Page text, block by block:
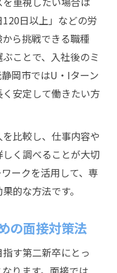
120日以上」などの労
ら挑戦できる職種
ことで、入社後のミ
岡市ではU・Iターン
安定して働きたい方
比較し、仕事内容や
く調べることが大切
ークを活用して、専
的な方法です。
の面接対策法
す第二新卒にとっ